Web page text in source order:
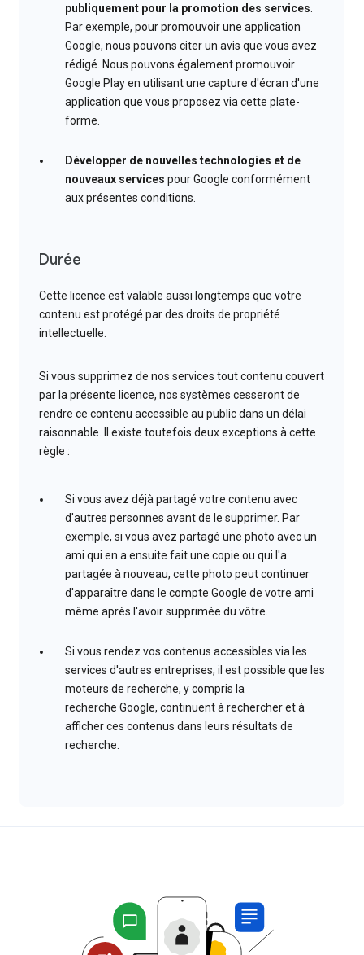
publiquement pour la promotion des services.
Par exemple, pour promouvoir une application
Google, nous pouvons citer un avis que vous avez
rédigé. Nous pouvons également promouvoir
Google Play en utilisant une capture d'écran d'une
application que vous proposez via cette plate-
forme.
Développer de nouvelles technologies et de
nouveaux services pour Google conformément
aux présentes conditions.
Durée
Cette licence est valable aussi longtemps que votre
contenu est protégé par des droits de propriété
intellectuelle.
Si vous supprimez de nos services tout contenu couvert
par la présente licence, nos systèmes cesseront de
rendre ce contenu accessible au public dans un délai
raisonnable. Il existe toutefois deux exceptions à cette
règle :
Si vous avez déjà partagé votre contenu avec
d'autres personnes avant de le supprimer. Par
exemple, si vous avez partagé une photo avec un
ami qui en a ensuite fait une copie ou qui l'a
partagée à nouveau, cette photo peut continuer
d'apparaître dans le compte Google de votre ami
même après l'avoir supprimée du vôtre.
Si vous rendez vos contenus accessibles via les
services d'autres entreprises, il est possible que les
moteurs de recherche, y compris la
recherche Google, continuent à rechercher et à
afficher ces contenus dans leurs résultats de
recherche.